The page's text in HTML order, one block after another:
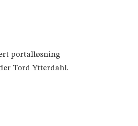
portalløsning
Tord Ytterdahl.